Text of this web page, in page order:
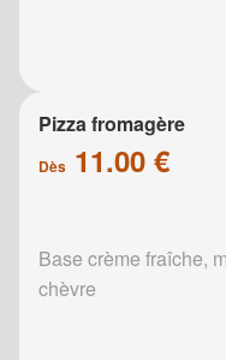
Pizza fromagère
Dès 11.00 €
Base crème fraîche,
chèvre